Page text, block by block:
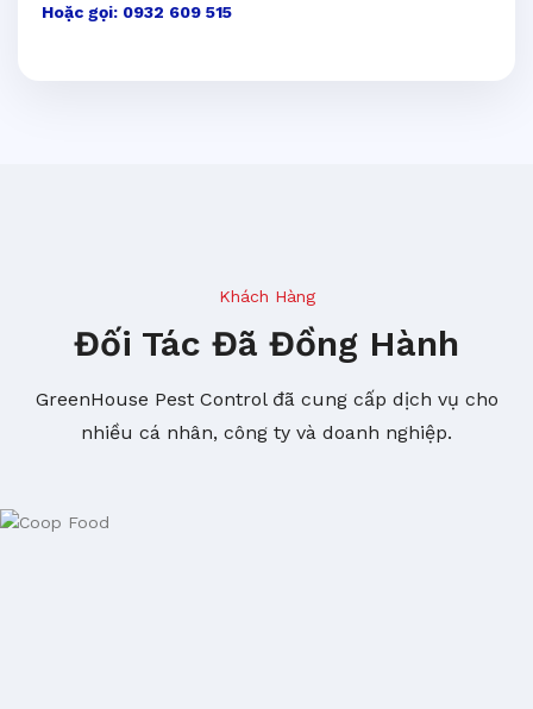
Hoặc gọi: 0932 609 515
Khách Hàng
Đối Tác Đã Đồng Hành
GreenHouse Pest Control đã cung cấp dịch vụ cho
nhiều cá nhân, công ty và doanh nghiệp.